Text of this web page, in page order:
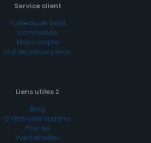
Service client
Tableau de bord
Commande
Mon compte
Mot de passe perdu
Liens utiles 2
Blog
O'xess nails systems
Pour iel
Yvert et tellier